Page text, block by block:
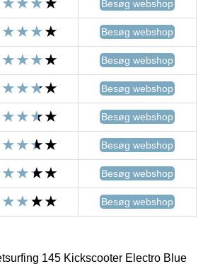
Besøg webshop
Besøg webshop
Besøg webshop
Besøg webshop
Besøg webshop
Besøg webshop
Besøg webshop
Besøg webshop
145 Kickscooter Electro Blue